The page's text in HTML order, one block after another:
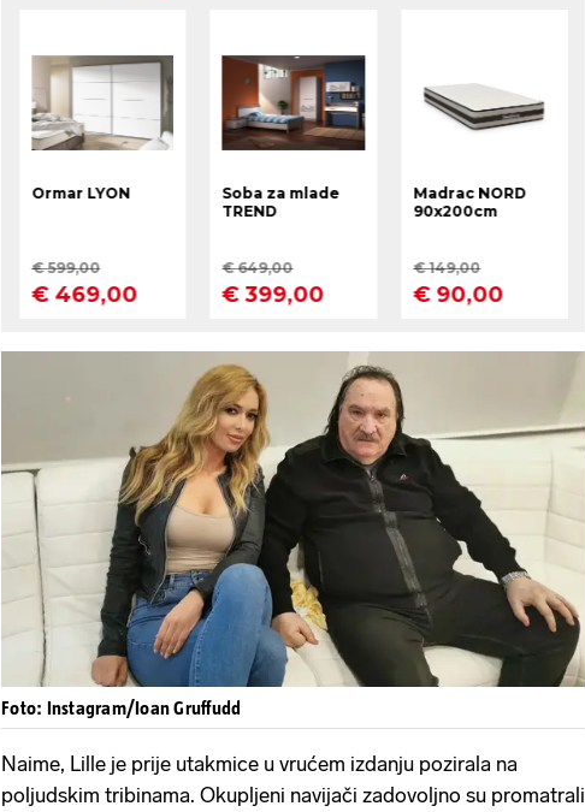
Foto: Instagram/Ioan Gruffudd
Naime, Lille je prije utakmice u vrućem izdanju pozirala na
poljudskim tribinama. Okupljeni navijači zadovoljno su promatrali